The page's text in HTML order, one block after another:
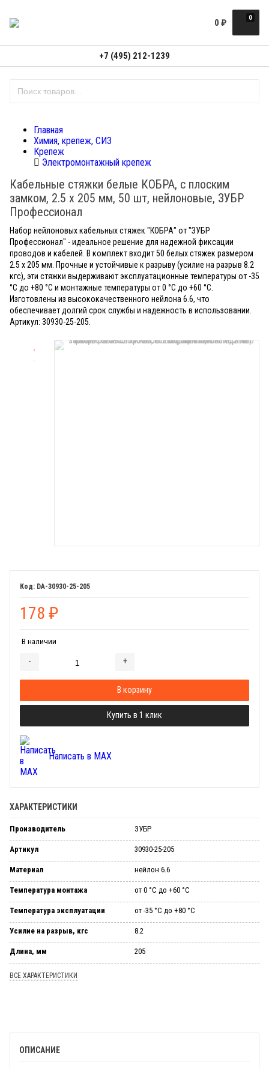
0
0 ₽
+7 (495) 212-1239
Главная
Химия, крепеж, СИЗ
Крепеж
Электромонтажный крепеж
Кабельные стяжки белые КОБРА, с плоским
замком, 2.5 х 205 мм, 50 шт, нейлоновые, ЗУБР
Профессионал
Набор нейлоновых кабельных стяжек "КОБРА" от "ЗУБР
Профессионал" - идеальное решение для надежной фиксации
проводов и кабелей. В комплект входит 50 белых стяжек размером
2.5 х 205 мм. Прочные и устойчивые к разрыву (усилие на разрыв 8.2
кгс), эти стяжки выдерживают эксплуатационные температуры от -35
°С до +80 °С и монтажные температуры от 0 °С до +60 °С.
Изготовлены из высококачественного нейлона 6.6, что
обеспечивает долгий срок службы и надежность в использовании.
Артикул: 30930-25-205.
DA-30930-25-205
178 ₽
В наличии
- +
В корзину
Купить в 1 клик
Написать в MAX
ХАРАКТЕРИСТИКИ
Производитель ЗУБР
Артикул 30930-25-205
Материал нейлон 6.6
Температура монтажа от 0 °С до +60 °С
Температура эксплуатации от -35 °С до +80 °С
Усилие на разрыв, кгс 8.2
Длина, мм 205
ВСЕ ХАРАКТЕРИСТИКИ
ОПИСАНИЕ